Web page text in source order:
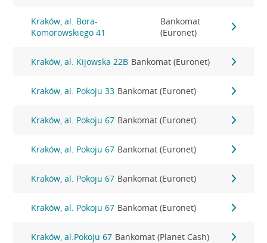
Kraków, al. Bora-
Komorowskiego 41
Bankomat
(Euronet)
Kraków, al. Kijowska 22B Bankomat (Euronet)
Kraków, al. Pokoju 33 Bankomat (Euronet)
Kraków, al. Pokoju 67 Bankomat (Euronet)
Kraków, al. Pokoju 67 Bankomat (Euronet)
Kraków, al. Pokoju 67 Bankomat (Euronet)
Kraków, al. Pokoju 67 Bankomat (Euronet)
Kraków, al.Pokoju 67 Bankomat (Planet Cash)